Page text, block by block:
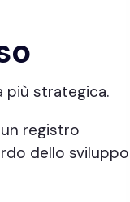
più strategica.
registro
dello sviluppo